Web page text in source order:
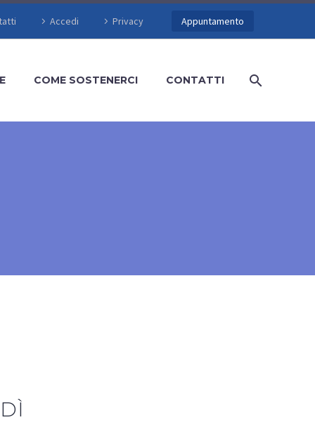
Accedi Privacy Appuntamento
COME SOSTENERCI CONTATTI